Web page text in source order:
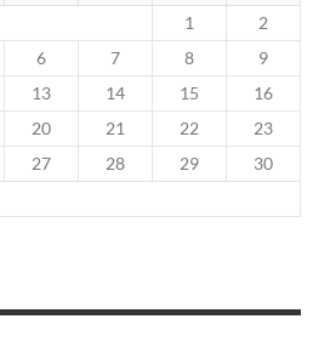
1
2
6 7 8
9
13 14 15
16
20 21 22
23
27 28 29
30